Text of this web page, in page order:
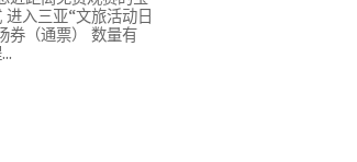
入三亚“文旅活动日
券（通票） 数量有